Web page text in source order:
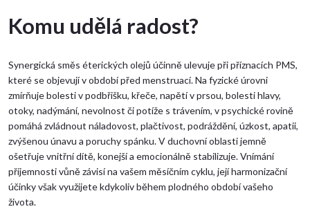
Komu udělá radost?
Synergická směs éterických olejů účinně ulevuje při příznacích PMS,
které se objevují v období před menstruací. Na fyzické úrovni
zmírňuje bolesti v podbřišku, křeče, napětí v prsou, bolesti hlavy,
otoky, nadýmání, nevolnost či potíže s trávením, v psychické rovině
pomáhá zvládnout náladovost, plačtivost, podráždění, úzkost, apatii,
zvýšenou únavu a poruchy spánku. V duchovní oblasti jemně
ošetřuje vnitřní dítě, konejší a emocionálně stabilizuje. Vnímání
příjemnosti vůně závisí na vašem měsíčním cyklu, její harmonizační
účinky však využijete kdykoliv během plodného období vašeho
života.